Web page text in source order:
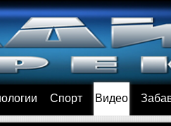
Спорт Видео